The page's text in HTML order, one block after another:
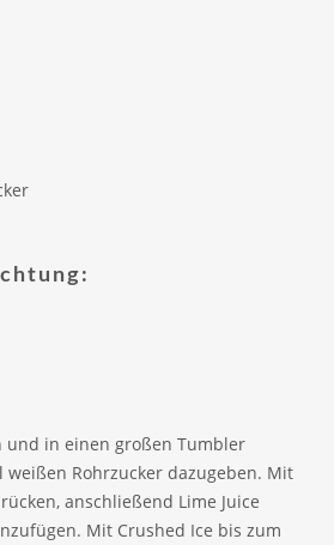
und in einen großen Tumbler
weißen Rohrzucker dazugeben. Mit
anschließend Lime Juice
Mit Crushed Ice bis zum